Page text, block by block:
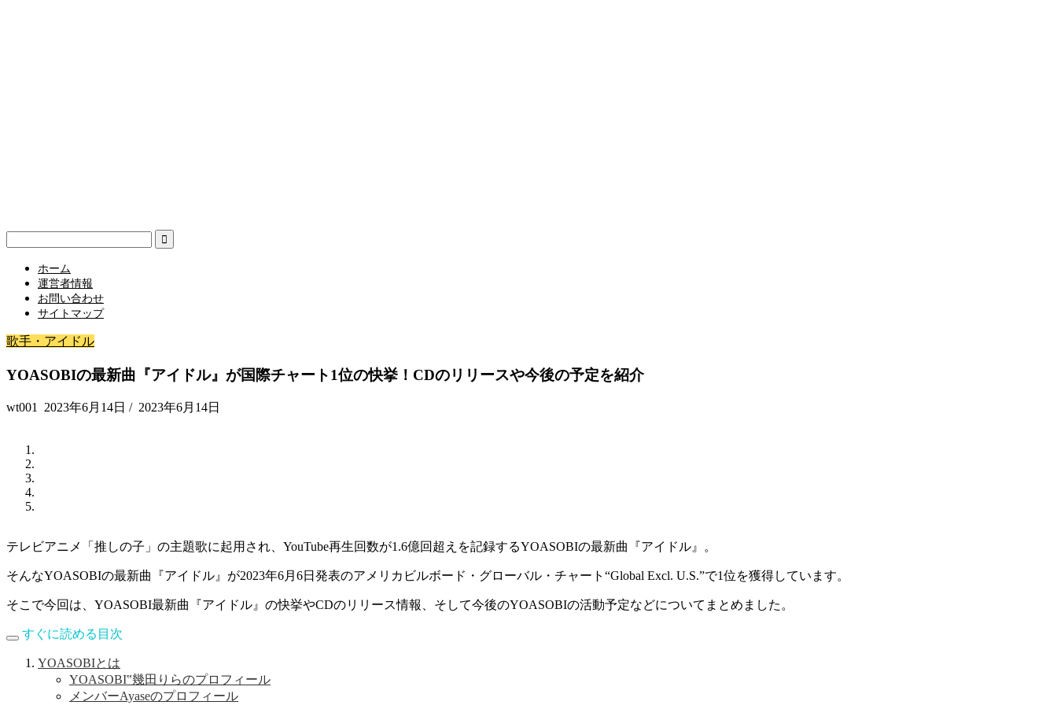
ホーム
運営者情報
お問い合わせ
サイトマップ
歌手・アイドル
YOASOBIの最新曲『アイドル』が国際チャート1位の快挙！CDのリリースや今後の予定を紹介
wt001 2023年6月14日 / 2023年6月14日
テレビアニメ「推しの子」の主題歌に起用され、YouTube再生回数が1.6億回超えを記録するYOASOBIの最新曲『アイドル』。
そんなYOASOBIの最新曲『アイドル』が2023年6月6日発表のアメリカビルボード・グローバル・チャート“Global Excl. U.S.”で1位を獲得しています。
そこで今回は、YOASOBI最新曲『アイドル』の快挙やCDのリリース情報、そして今後のYOASOBIの活動予定などについてまとめました。
すぐに読める目次
YOASOBIとは
YOASOBI‟幾田りらのプロフィール
メンバーAyaseのプロフィール